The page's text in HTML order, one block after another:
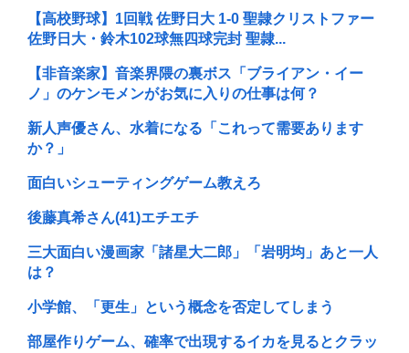
【高校野球】1回戦 佐野日大 1-0 聖隷クリストファー
佐野日大・鈴木102球無四球完封 聖隷...
【非音楽家】音楽界隈の裏ボス「ブライアン・イー
ノ」のケンモメンがお気に入りの仕事は何？
新人声優さん、水着になる「これって需要あります
か？」
面白いシューティングゲーム教えろ
後藤真希さん(41)エチエチ
三大面白い漫画家「諸星大二郎」「岩明均」あと一人
は？
小学館、「更生」という概念を否定してしまう
部屋作りゲーム、確率で出現するイカを見るとクラッ